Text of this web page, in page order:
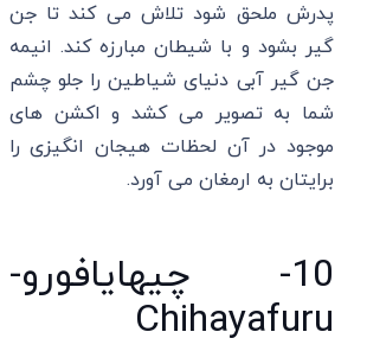
پدرش ملحق شود تلاش می کند تا جن
گیر بشود و با شیطان مبارزه کند. انیمه
جن گیر آبی دنیای شیاطین را جلو چشم
شما به تصویر می کشد و اکشن های
موجود در آن لحظات هیجان انگیزی را
برایتان به ارمغان می آورد.
10- چیهایافورو-
Chihayafuru